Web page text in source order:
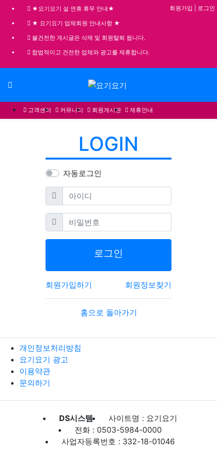
★요기요기 설 연휴 휴무 안내★
★ 요기요기 업체회원 안내사항 ★
불건전한 게시글은 삭제 및 회원탈퇴 됩니다.
합법적이고 건전한 업체와 광고를 제휴합니다.
회원가입 로그인
고객센터 커뮤니티 회원게시판 제휴안내
LOGIN
자동로그인
아이디
필수
비밀번호필수
로그인
회원가입하기 회원정보찾기
홈으로 돌아가기
개인정보처리방침
요기요기 광고
이용약관
문의하기
DS시스템
사이트명 : 요기요기
전화 : 0503-5984-0000
사업자등록번호 : 332-18-01046